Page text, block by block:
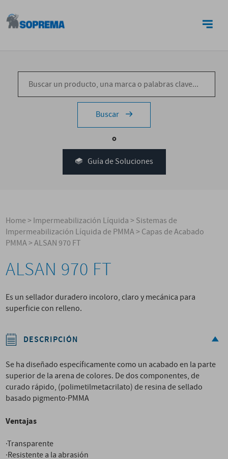
Buscar
o
Guía de Soluciones
Home>Impermeabilización Líquida>Sistemas de
Impermeabilización Líquida de PMMA>Capas de Acabado
PMMA>ALSAN 970 FT
ALSAN 970 FT
Es un sellador duradero incoloro, claro y mecánica para
superficie con relleno.
DESCRIPCIÓN
Se ha diseñado específicamente como un acabado en la parte
superior de la arena de colores. De dos componentes, de
curado rápido, (polimetilmetacrilato) de resina de sellado
basado pigmento·PMMA
Ventajas
·Transparente
·Resistente a la abrasión